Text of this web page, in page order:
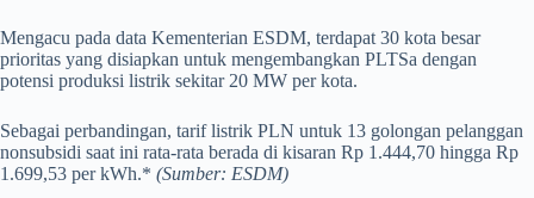
Mengacu pada data Kementerian ESDM, terdapat 30 kota besar
prioritas yang disiapkan untuk mengembangkan PLTSa dengan
potensi produksi listrik sekitar 20 MW per kota.
Sebagai perbandingan, tarif listrik PLN untuk 13 golongan pelanggan
nonsubsidi saat ini rata-rata berada di kisaran Rp 1.444,70 hingga Rp
1.699,53 per kWh.* (Sumber: ESDM)